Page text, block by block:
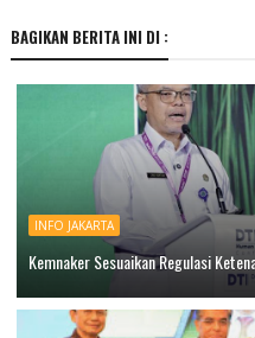
BAGIKAN BERITA INI DI :
INFO JAKARTA
Kemnaker Sesuaikan Regulasi